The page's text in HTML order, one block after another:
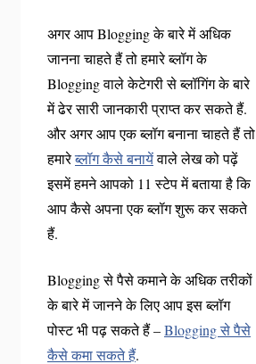
अगर आप Blogging के बारे में अधिक
जानना चाहते हैं तो हमारे ब्लॉग के
Blogging वाले केटेगरी से ब्लॉगिंग के बारे
में ढेर सारी जानकारी प्राप्त कर सकते हैं.
और अगर आप एक ब्लॉग बनाना चाहते हैं तो
हमारेब्लॉग कैसे बनायेंवाले लेख को पढ़ें
इसमें हमने आपको 11 स्टेप में बताया है कि
आप कैसे अपना एक ब्लॉग शुरू कर सकते
हैं.
Blogging से पैसे कमाने के अधिक तरीकों
के बारे में जानने के लिए आप इस ब्लॉग
पोस्ट भी पढ़ सकते हैं –Blogging से पैसे
कैसे कमा सकते हैं.